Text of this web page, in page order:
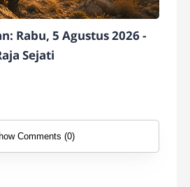
Rabu, 5 Agustus 2026 -
Sejati
Comments (0)